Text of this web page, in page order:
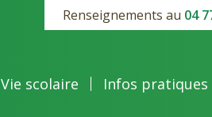
Renseignements au 04
Vie scolaire Infos pratiques